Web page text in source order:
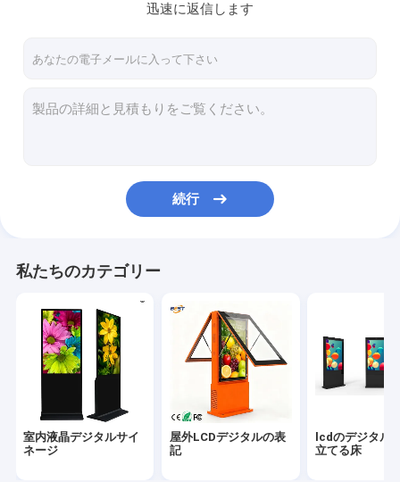
屋外LCDデジタルの表記
lcdのデジタル表記を立てる床
LEDポスターディスプレイ
LEDディスプレイのレンタル
タッチ画面のテーブル
LEDフィルムスクリーン
迅速に返信します
続行
私たちのカテゴリー
室内液晶デジタルサイ
ネージ
屋外LCDデジタルの表
記
lcdのデジタル
立てる床